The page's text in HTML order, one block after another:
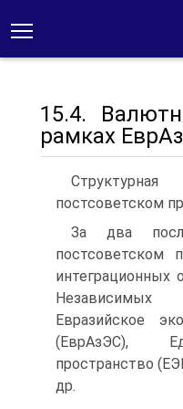
15.4.
рамках
постсоветском
За два
постсоветском
интеграционных
Евразийское
(ЕврАзЭС),
пространство
др.